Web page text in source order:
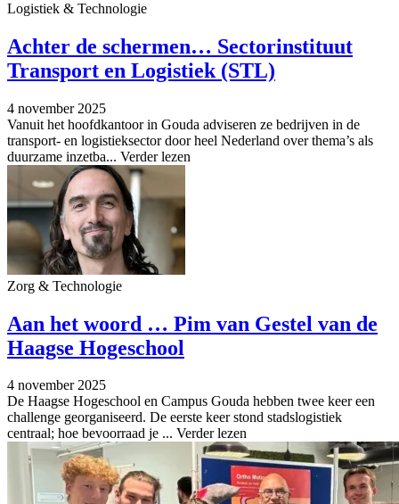
Logistiek & Technologie
Achter de schermen… Sectorinstituut
Transport en Logistiek (STL)
4 november 2025
Vanuit het hoofdkantoor in Gouda adviseren ze bedrijven in de
transport- en logistieksector door heel Nederland over thema’s als
duurzame inzetba... Verder lezen
Zorg & Technologie
Aan het woord … Pim van Gestel van de
Haagse Hogeschool
4 november 2025
De Haagse Hogeschool en Campus Gouda hebben twee keer een
challenge georganiseerd. De eerste keer stond stadslogistiek
centraal; hoe bevoorraad je ... Verder lezen